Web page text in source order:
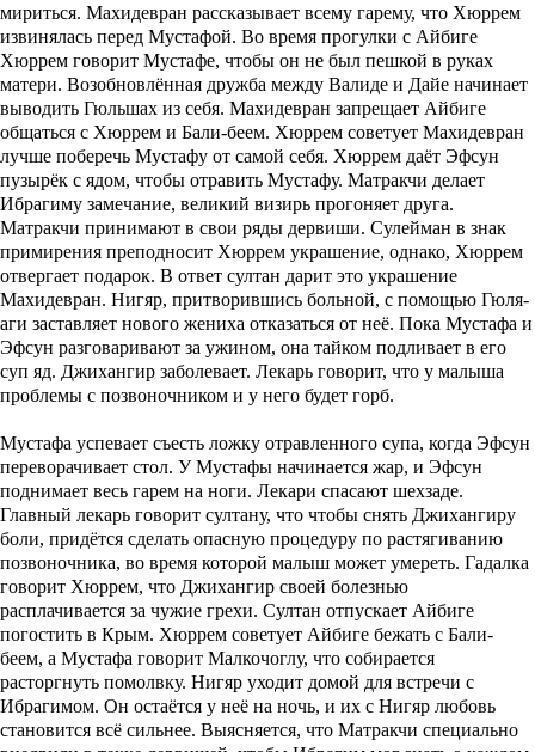
мириться. Махидевран рассказывает всему гарему, что Хюррем
извинялась перед Мустафой. Во время прогулки с Айбиге
Хюррем говорит Мустафе, чтобы он не был пешкой в руках
матери. Возобновлённая дружба между Валиде и Дайе начинает
выводить Гюльшах из себя. Махидевран запрещает Айбиге
общаться с Хюррем и Бали-беем. Хюррем советует Махидевран
лучше поберечь Мустафу от самой себя. Хюррем даёт Эфсун
пузырёк с ядом, чтобы отравить Мустафу. Матракчи делает
Ибрагиму замечание, великий визирь прогоняет друга.
Матракчи принимают в свои ряды дервиши. Сулейман в знак
примирения преподносит Хюррем украшение, однако, Хюррем
отвергает подарок. В ответ султан дарит это украшение
Махидевран. Нигяр, притворившись больной, с помощью Гюля-
аги заставляет нового жениха отказаться от неё. Пока Мустафа и
Эфсун разговаривают за ужином, она тайком подливает в его
суп яд. Джихангир заболевает. Лекарь говорит, что у малыша
проблемы с позвоночником и у него будет горб.
Мустафа успевает съесть ложку отравленного супа, когда Эфсун
переворачивает стол. У Мустафы начинается жар, и Эфсун
поднимает весь гарем на ноги. Лекари спасают шехзаде.
Главный лекарь говорит султану, что чтобы снять Джихангиру
боли, придётся сделать опасную процедуру по растягиванию
позвоночника, во время которой малыш может умереть. Гадалка
говорит Хюррем, что Джихангир своей болезнью
расплачивается за чужие грехи. Султан отпускает Айбиге
погостить в Крым. Хюррем советует Айбиге бежать с Бали-
беем, а Мустафа говорит Малкочоглу, что собирается
расторгнуть помолвку. Нигяр уходит домой для встречи с
Ибрагимом. Он остаётся у неё на ночь, и их с Нигяр любовь
становится всё сильнее. Выясняется, что Матракчи специально